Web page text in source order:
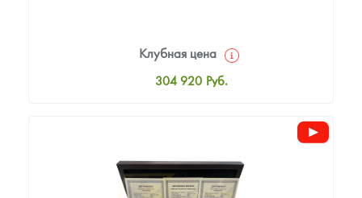
Клубная цена
304 920 Руб.
Звоните